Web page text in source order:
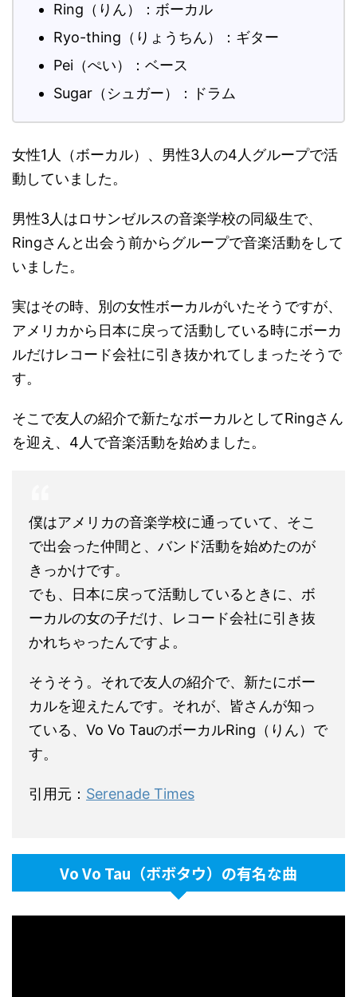
Ring（りん）：ボーカル
Ryo-thing（りょうちん）：ギター
Pei（ぺい）：ベース
Sugar（シュガー）：ドラム
女性1人（ボーカル）、男性3人の4人グループで活
動していました。
男性3人はロサンゼルスの音楽学校の同級生で、
Ringさんと出会う前からグループで音楽活動をして
いました。
実はその時、別の女性ボーカルがいたそうですが、
アメリカから日本に戻って活動している時にボーカ
ルだけレコード会社に引き抜かれてしまったそうで
す。
そこで友人の紹介で新たなボーカルとしてRingさん
を迎え、4人で音楽活動を始めました。
僕はアメリカの音楽学校に通っていて、そこ
で出会った仲間と、バンド活動を始めたのが
きっかけです。
でも、日本に戻って活動しているときに、ボ
ーカルの女の子だけ、レコード会社に引き抜
かれちゃったんですよ。
そうそう。それで友人の紹介で、新たにボー
カルを迎えたんです。それが、皆さんが知っ
ている、Vo Vo TauのボーカルRing（りん）で
す。
引用元： Serenade Times
Vo Vo Tau（ボボタウ）の有名な曲